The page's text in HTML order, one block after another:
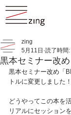
黒本セミナー改め
zing
5月11日 読了時間
黒本セミナー改め「
トルに変更しました
どうやってこの本を
リアルにセッション